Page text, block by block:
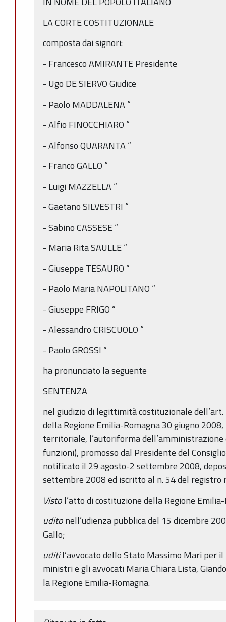
LA CORTE COSTITUZIONALE
composta dai signori:
- Francesco AMIRANTE Presidente
- Ugo DE SIERVO Giudice
- Paolo MADDALENA “
- Alfio FINOCCHIARO “
- Alfonso QUARANTA “
- Franco GALLO “
- Luigi MAZZELLA “
- Gaetano SILVESTRI “
- Sabino CASSESE “
- Maria Rita SAULLE “
- Giuseppe TESAURO “
- Paolo Maria NAPOLITANO “
- Giuseppe FRIGO “
- Alessandro CRISCUOLO “
- Paolo GROSSI “
ha pronunciato la seguente
SENTENZA
nel giudizio di legittimità costituzionale
della Regione Emilia-Romagna 30 giugno
territoriale, l’autoriforma
funzioni), promosso dal Presidente del
notificato il 29 agosto-2 settembre 2008,
settembre 2008 ed iscritto al n. 54 del registro
Vistol’atto di costituzione della Regione
uditonell’udienza pubblica del 15 dicembre
Gallo;
uditil’avvocato dello Stato Massimo Mari per
ministri e gli avvocati Maria Chiara Lista,
la Regione Emilia-Romagna.